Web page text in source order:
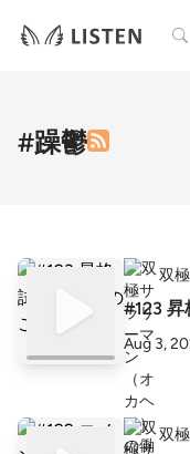
検索
#躁鬱
双
#123 昇
Aug 3,
双